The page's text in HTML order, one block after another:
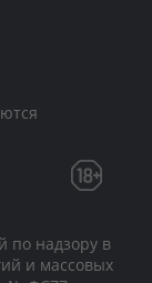
по надзору в
и массовых